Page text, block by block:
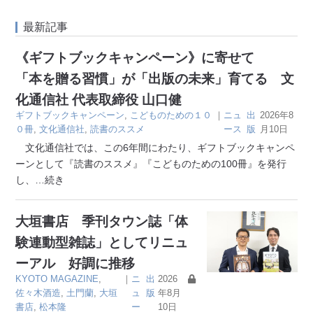
最新記事
《ギフトブックキャンペーン》に寄せて
「本を贈る習慣」が「出版の未来」育てる 文
化通信社 代表取締役 山口健
ギフトブックキャンペーン, こどものための１０
０冊,文化通信社,読書のススメ
｜ ニュ
ース
出
版
2026年8
月10日
文化通信社では、この6年間にわたり、ギフトブックキャンペ
ーンとして『読書のススメ』『こどものための100冊』を発行
し、 …続き
大垣書店 季刊タウン誌「体
験連動型雑誌」としてリニュ
ーアル 好調に推移
KYOTO MAGAZINE,
佐々木酒造,土門蘭, 大垣
書店,松本隆
｜ ニ
ュ
ー
出
版
2026
年8月
10日